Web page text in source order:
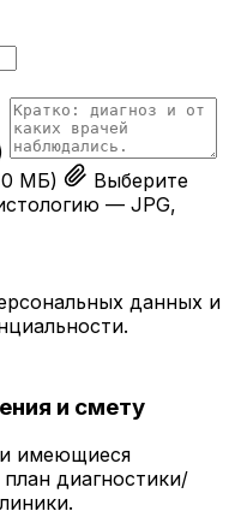
МБ)
Выберите
— JPG,
данных и
.
и смету
имеющиеся
диагностики/